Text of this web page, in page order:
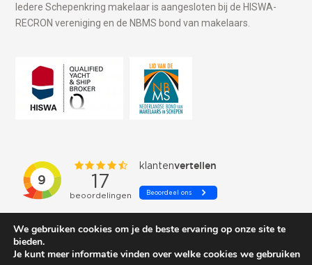
Iedere Schepenkring makelaar is aangesloten bij de HISWA-
RECRON vereniging en de NBMS bond van makelaars.
We gebruiken cookies om je de beste ervaring op onze site te
bieden.
Je kunt meer informatie vinden over welke cookies we gebruiken